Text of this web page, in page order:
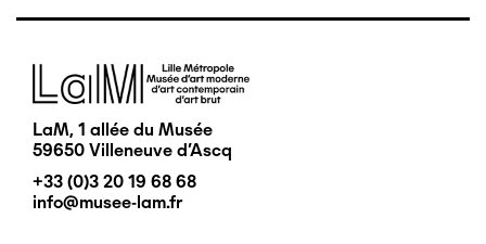
Image
LaM, 1 allée du Musée
59650 Villeneuve d'Ascq
+33 (0)3 20 19 68 68
info@musee-lam.fr